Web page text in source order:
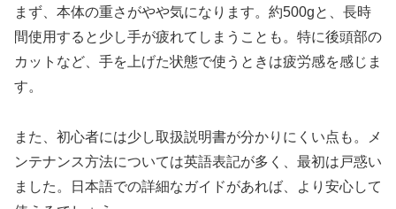
まず、本体の重さがやや気になります。約500gと、長時
間使用すると少し手が疲れてしまうことも。特に後頭部の
カットなど、手を上げた状態で使うときは疲労感を感じま
す。
また、初心者には少し取扱説明書が分かりにくい点も。メ
ンテナンス方法については英語表記が多く、最初は戸惑い
ました。日本語での詳細なガイドがあれば、より安心して